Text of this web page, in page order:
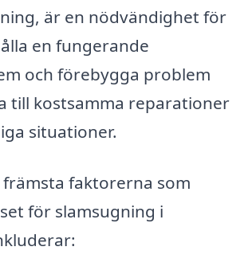
är en nödvändighet för
en fungerande
och förebygga problem
till kostsamma reparationer
situationer.
främsta faktorerna som
för slamsugning i